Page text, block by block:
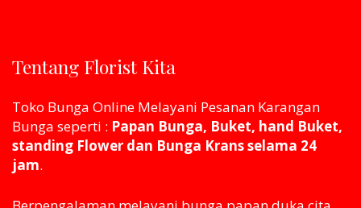
Tentang Florist Kita
Toko Bunga Online Melayani Pesanan Karangan
Bunga seperti : Papan Bunga, Buket, hand Buket,
standing Flower dan Bunga Krans selama 24
jam.